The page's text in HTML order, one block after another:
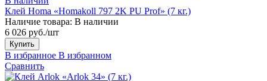
Клей Homa «Homakoll 797 2K PU Prof» (7 кг.)
Наличие товара: В наличии
6 026 руб./шт
Купить
В избранное В избранном
Сравнить